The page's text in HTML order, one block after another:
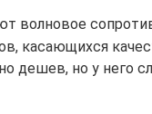
волновое
касающихся
дешев, но у него